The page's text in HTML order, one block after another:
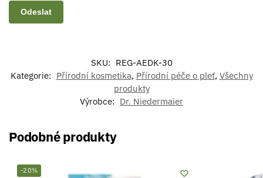
SKU: REG-AEDK-30
Kategorie: Přírodní kosmetika, Přírodní péče o pleť, Všechny
produkty
Výrobce: Dr. Niedermaier
Podobné produkty
-20%